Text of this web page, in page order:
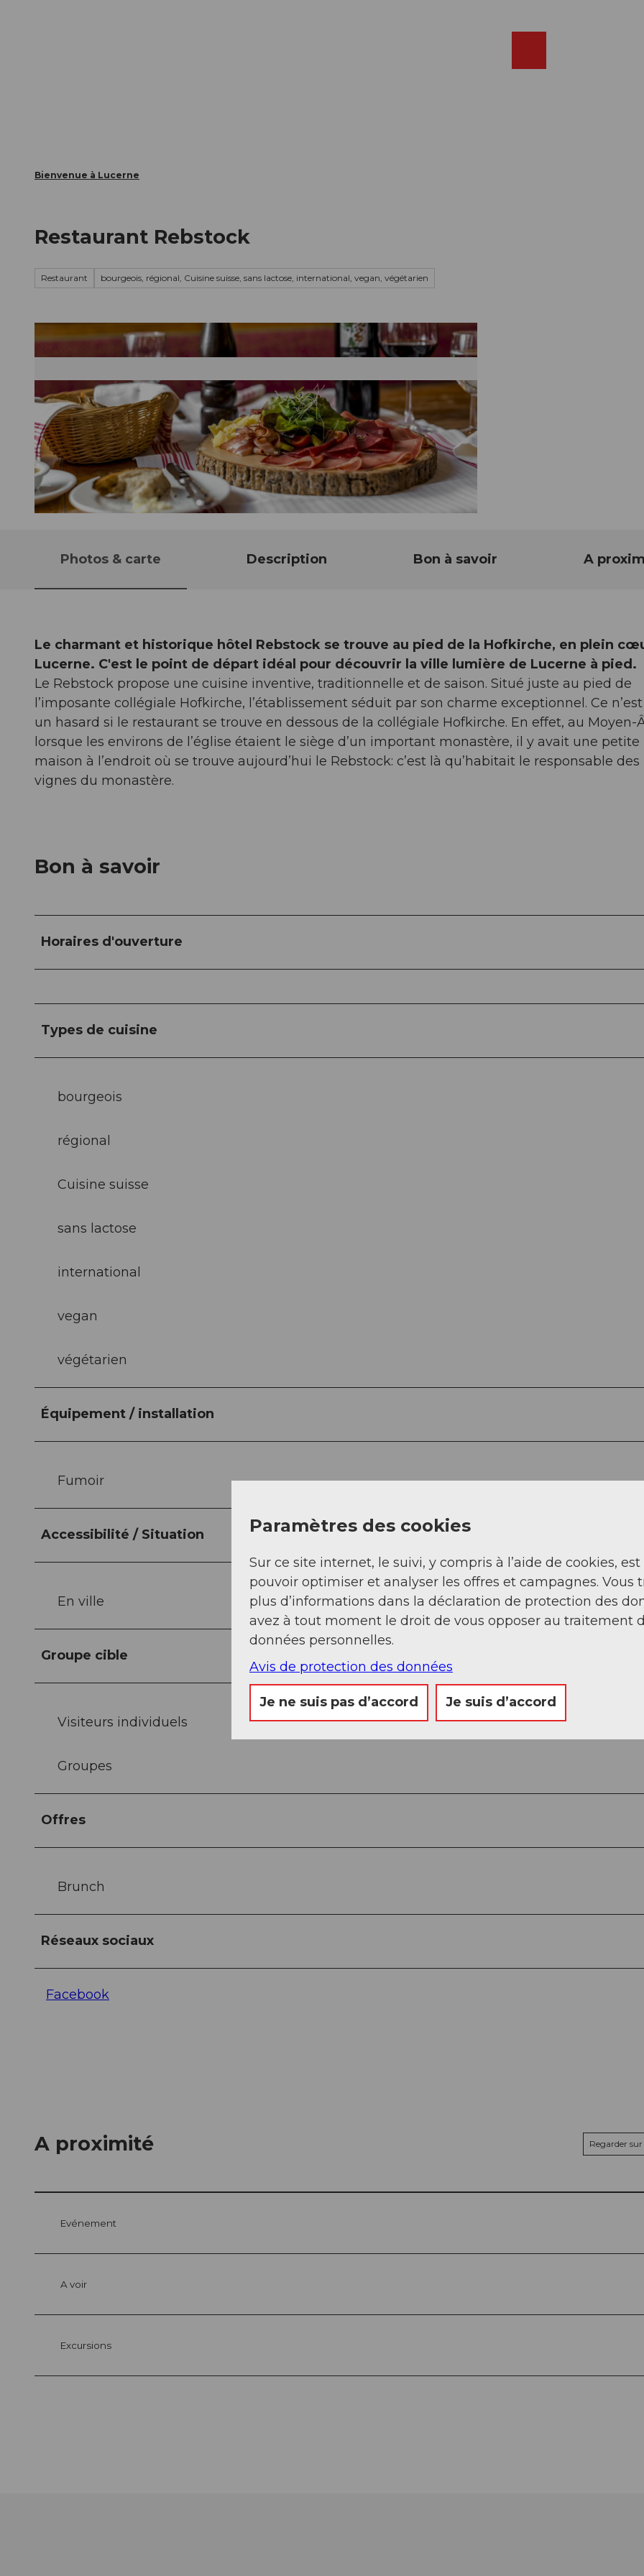
Bienvenue à Lucerne
Restaurant Rebstock
Restaurant bourgeois, régional, Cuisine suisse, sans lactose, international, vegan, végétarien
Photos & carte Description Bon à savoir A
Le charmant et historique hôtel Rebstock se trouve au pied de la Hofkirche, en plein
Lucerne. C'est le point de départ idéal pour découvrir la ville lumière de Lucerne à pied.
Le Rebstock propose une cuisine inventive, traditionnelle et de saison. Situé juste au pied de
l’imposante collégiale Hofkirche, l’établissement séduit par son charme exceptionnel. Ce
un hasard si le restaurant se trouve en dessous de la collégiale Hofkirche. En effet, au Moyen-
lorsque les environs de l’église étaient le siège d’un important monastère, il y avait une petite
maison à l’endroit où se trouve aujourd’hui le Rebstock: c’est là qu’habitait le responsable des
vignes du monastère.
Bon à savoir
Horaires d'ouverture
Types de cuisine
bourgeois
régional
Cuisine suisse
sans lactose
international
vegan
végétarien
Équipement / installation
Fumoir
Accessibilité / Situation
En ville
Groupe cible
Visiteurs individuels
Groupes
Offres
Brunch
Réseaux sociaux
Facebook
A proximité Regarder
Evénement
A voir
Excursions
Paramètres des cookies
Sur ce site internet, le suivi, y compris à l’aide de cookies,
pouvoir optimiser et analyser les offres et campagnes. Vous
plus d’informations dans la déclaration de protection des
avez à tout moment le droit de vous opposer au traitement
données personnelles.
Avis de protection des données
Je ne suis pas d’accord Je suis d’accord